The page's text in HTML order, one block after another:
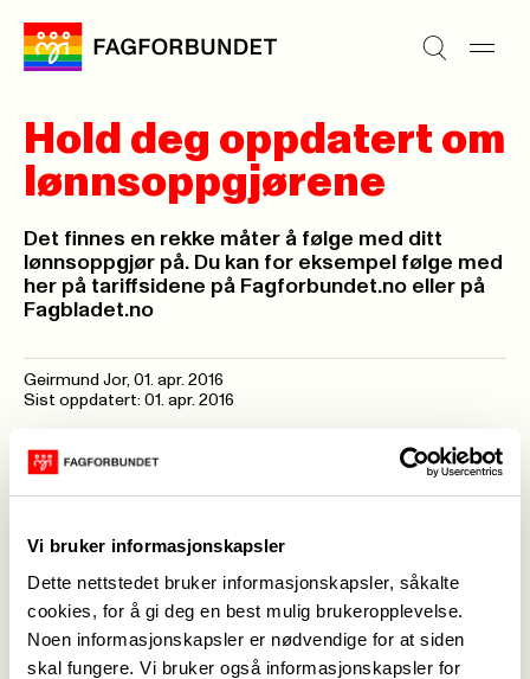
Vi bruker informasjonskapsler
Dette nettstedet bruker informasjonskapsler, såkalte
cookies, for å gi deg en best mulig brukeropplevelse.
Noen informasjonskapsler er nødvendige for at siden
skal fungere. Vi bruker også informasjonskapsler for
Hold deg oppdatert om
lønnsoppgjørene
Det finnes en rekke måter å følge med ditt
lønnsoppgjør på. Du kan for eksempel følge med
her på tariffsidene på Fagforbundet.no eller på
Fagbladet.no
Geirmund Jor, 01. apr. 2016
Sist oppdatert: 01. apr. 2016
Du kan også følge med på Fagforbundet grønne
linje som helde fortløpende oppdatert,
skriver
betyr kan du sjekke påFriFagbevegelses
tariffleksikon.